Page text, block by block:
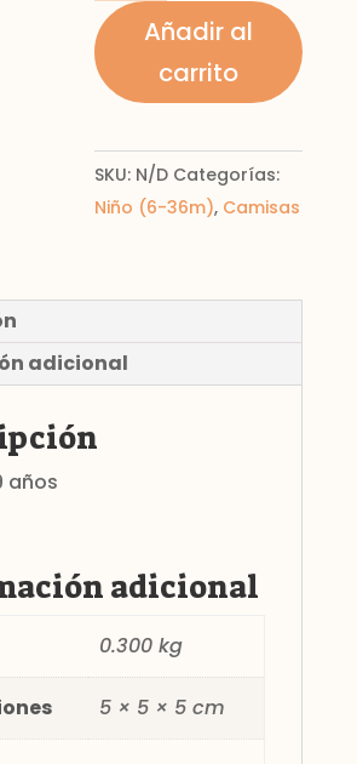
marino
cantidadAñadir al
carrito
SKU: N/D Categorías:
Niño (6-36m), Camisas
adicional
años
adicional
0.300 kg
5 × 5 × 5 cm